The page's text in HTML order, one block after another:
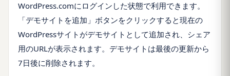
WordPress.comにログインした状態で利用できます。
「デモサイトを追加」ボタンをクリックすると現在の
WordPressサイトがデモサイトとして追加され、シェア
用のURLが表示されます。デモサイトは最後の更新から
7日後に削除されます。